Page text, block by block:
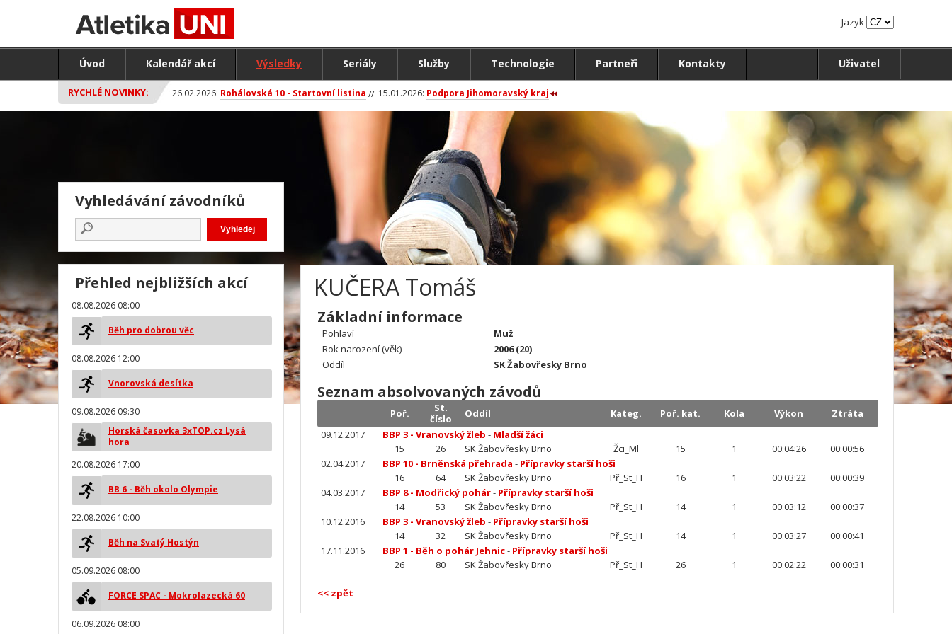
Jazyk
Úvod Kalendář akcí Výsledky Seriály Služby Technologie Partneři Kontakty Uživatel
RYCHLÉ NOVINKY: 26.02.2026: Rohálovská 10 - Startovní listina 15.01.2026: Podpora Jihomoravský kraj
KUČERA Tomáš
Základní informace
Pohlaví
Muž
Rok narození (věk)
2006 (20)
Oddíl
SK Žabovřesky Brno
Seznam absolvovaných závodů
Poř.
St.
číslo
Oddíl Kateg. Poř. kat. Kola Výkon
Ztráta
09.12.2017
BBP 3 - Vranovský žleb - Mladší žáci
15
26 SK Žabovřesky Brno Žci_Ml 15 1 00:04:26
00:00:56
02.04.2017
BBP 10 - Brněnská přehrada - Přípravky starší hoši
16
64 SK Žabovřesky Brno Př_St_H 16 1 00:03:22
00:00:39
04.03.2017
BBP 8 - Modřický pohár- Přípravky starší hoši
14
53 SK Žabovřesky Brno Př_St_H 14 1 00:03:12
00:00:37
10.12.2016
BBP 3 - Vranovský žleb - Přípravky starší hoši
14
32 SK Žabovřesky Brno Př_St_H 14 1 00:03:27
00:00:41
17.11.2016
BBP 1 - Běh o pohár Jehnic- Přípravky starší hoši
26
80 SK Žabovřesky Brno Př_St_H 26 1 00:02:22 00:00:31
<< zpět
Vyhledávání závodníků
Přehled nejbližších akcí
08.08.2026 08:00
Běh pro dobrou věc
08.08.2026 12:00
Vnorovská desítka
09.08.2026 09:30
Horská časovka 3xTOP.cz Lysá
hora
20.08.2026 17:00
BB 6 - Běh okolo Olympie
22.08.2026 10:00
Běh na Svatý Hostýn
05.09.2026 08:00
FORCE SPAC - Mokrolazecká 60
06.09.2026 08:00